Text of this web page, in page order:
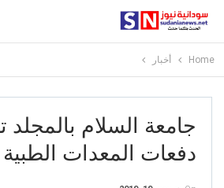
Home أخبار
جامعة السلام
دفعات المعدات الطبية